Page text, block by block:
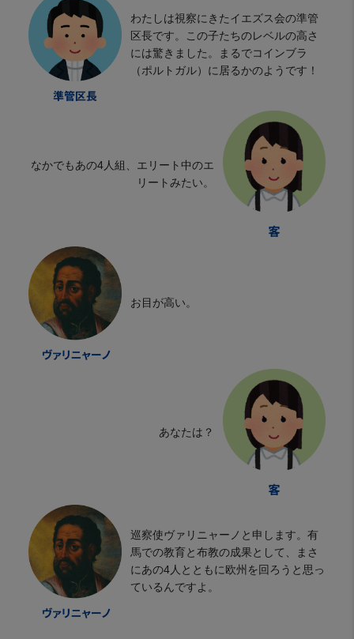
わたしは視察にきたイエズス会の準管
区長です。この子たちのレベルの高さ
には驚きました。まるでコインブラ
（ポルトガル）に居るかのようです！
なかでもあの4人組、エリート中のエ
リートみたい。
お目が高い。
あなたは？
巡察使ヴァリニャーノと申します。有
馬での教育と布教の成果として、まさ
にあの4人とともに欧州を回ろうと思っ
ているんですよ。